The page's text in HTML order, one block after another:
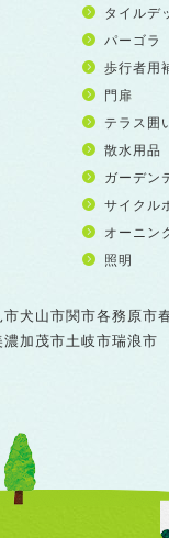
タイルデ
パーゴラ
歩行者用
門扉
テラス囲
散水用品
ガーデン
サイクル
オーニン
照明
市犬山市関市各務原市
濃加茂市土岐市瑞浪市